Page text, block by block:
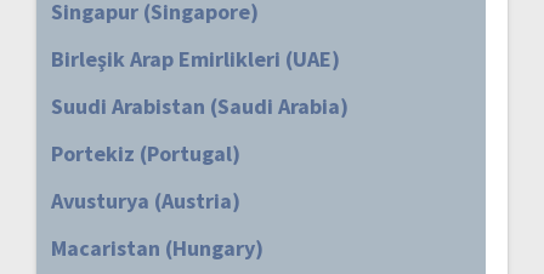
Singapur (Singapore)
Birleşik Arap Emirlikleri (UAE)
Suudi Arabistan (Saudi Arabia)
Portekiz (Portugal)
Avusturya (Austria)
Macaristan (Hungary)